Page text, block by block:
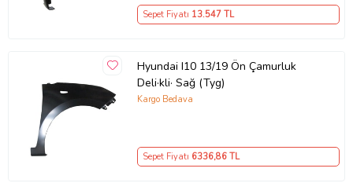
Sepet Fiyatı 13.547TL
Hyundai I10 13/19 Ön Çamurluk
Deli·kli· Sağ (Tyg)
Kargo Bedava
Sepet Fiyatı 6336,86 TL